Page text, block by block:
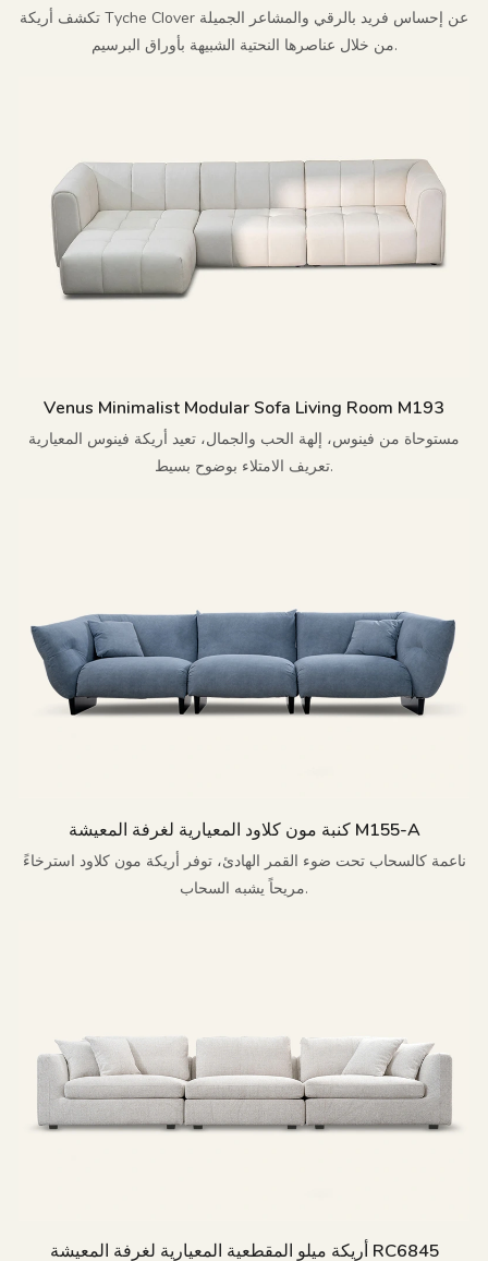
تكشف أريكة Tyche Clover عن إحساس فريد بالرقي والمشاعر الجميلة
من خلال عناصرها النحتية الشبيهة بأوراق البرسيم.
Venus Minimalist Modular Sofa Living Room M193
مستوحاة من فينوس، إلهة الحب والجمال، تعيد أريكة فينوس المعيارية
تعريف الامتلاء بوضوح بسيط.
كنبة مون كلاود المعيارية لغرفة المعيشة M155-A
ناعمة كالسحاب تحت ضوء القمر الهادئ، توفر أريكة مون كلاود استرخاءً
مريحاً يشبه السحاب.
أريكة ميلو المقطعية المعيارية لغرفة المعيشة RC6845